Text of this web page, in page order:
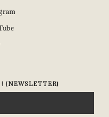
(NEWSLETTER)